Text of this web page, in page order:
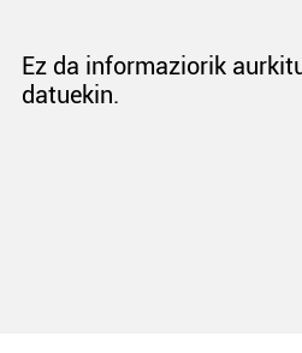
Ez da informaziorik
datuekin.